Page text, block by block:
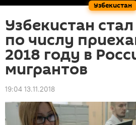
Узбекистан
Узбекистан
по числу
2018 году в
мигрантов
19:04 13.11.2018